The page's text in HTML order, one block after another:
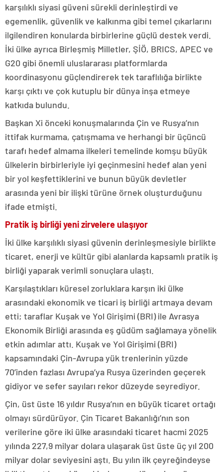
karşılıklı siyasi güveni sürekli derinleştirdi ve
egemenlik, güvenlik ve kalkınma gibi temel çıkarlarını
ilgilendiren konularda birbirlerine güçlü destek verdi.
İki ülke ayrıca Birleşmiş Milletler, ŞİÖ, BRICS, APEC ve
G20 gibi önemli uluslararası platformlarda
koordinasyonu güçlendirerek tek taraflılığa birlikte
karşı çıktı ve çok kutuplu bir dünya inşa etmeye
katkıda bulundu.
Başkan Xi önceki konuşmalarında Çin ve Rusya’nın
ittifak kurmama, çatışmama ve herhangi bir üçüncü
tarafı hedef almama ilkeleri temelinde komşu büyük
ülkelerin birbirleriyle iyi geçinmesini hedef alan yeni
bir yol keşfettiklerini ve bunun büyük devletler
arasında yeni bir ilişki türüne örnek oluşturduğunu
ifade etmişti.
Pratik iş birliği yeni zirvelere ulaşıyor
İki ülke karşılıklı siyasi güvenin derinleşmesiyle birlikte
ticaret, enerji ve kültür gibi alanlarda kapsamlı pratik iş
birliği yaparak verimli sonuçlara ulaştı.
Karşılaştıkları küresel zorluklara karşın iki ülke
arasındaki ekonomik ve ticari iş birliği artmaya devam
etti; taraflar Kuşak ve Yol Girişimi (BRI) ile Avrasya
Ekonomik Birliği arasında eş güdüm sağlamaya yönelik
etkin adımlar attı. Kuşak ve Yol Girişimi (BRI)
kapsamındaki Çin-Avrupa yük trenlerinin yüzde
70’inden fazlası Avrupa’ya Rusya üzerinden geçerek
gidiyor ve sefer sayıları rekor düzeyde seyrediyor.
Çin, üst üste 16 yıldır Rusya’nın en büyük ticaret ortağı
olmayı sürdürüyor. Çin Ticaret Bakanlığı’nın son
verilerine göre iki ülke arasındaki ticaret hacmi 2025
yılında 227,9 milyar dolara ulaşarak üst üste üç yıl 200
milyar dolar seviyesini aştı. Bu yılın ilk çeyreğindeyse